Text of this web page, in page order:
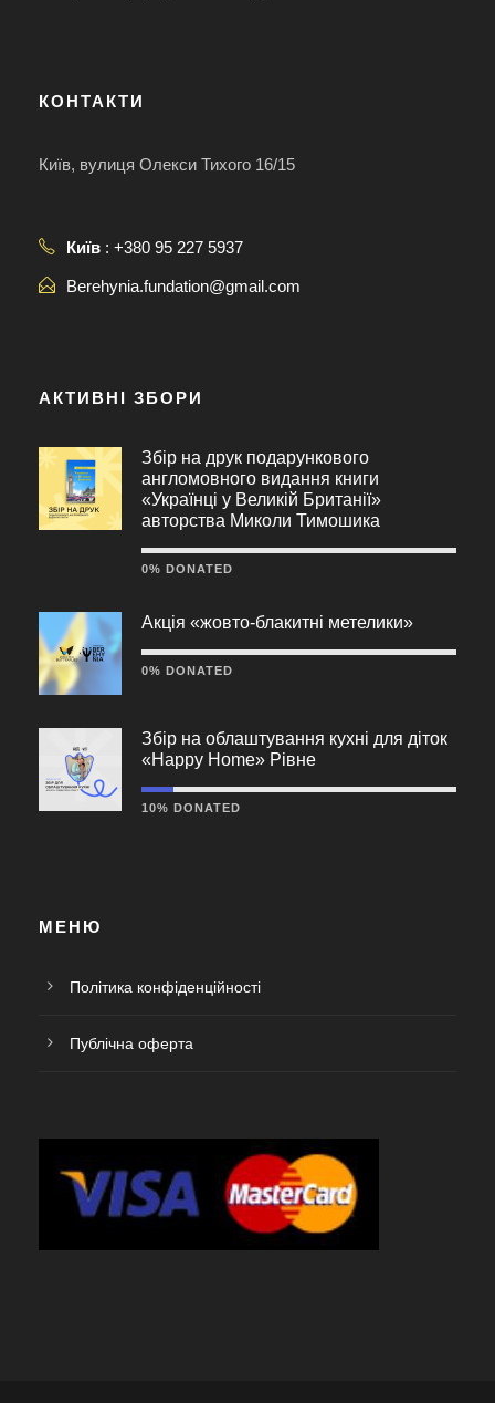
КОНТАКТИ
Київ, вулиця Олекси Тихого 16/15
Київ : +380 95 227 5937
Berehynia.fundation@gmail.com
АКТИВНІ ЗБОРИ
Збір на друк подарункового
англомовного видання книги
«Українці у Великій Британії»
авторства Миколи Тимошика
0% DONATED
Акція «жовто-блакитні метелики»
0% DONATED
Збір на облаштування кухні для діток
«Happy Home» Рівне
10% DONATED
МЕНЮ
Політика конфіденційності
Публічна оферта